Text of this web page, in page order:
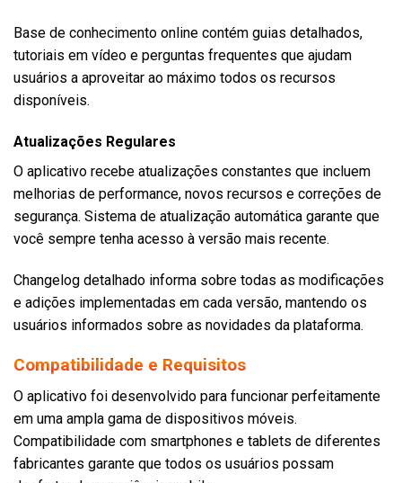
Base de conhecimento online contém guias detalhados,
tutoriais em vídeo e perguntas frequentes que ajudam
usuários a aproveitar ao máximo todos os recursos
disponíveis.
Atualizações Regulares
O aplicativo recebe atualizações constantes que incluem
melhorias de performance, novos recursos e correções de
segurança. Sistema de atualização automática garante que
você sempre tenha acesso à versão mais recente.
Changelog detalhado informa sobre todas as modificações
e adições implementadas em cada versão, mantendo os
usuários informados sobre as novidades da plataforma.
Compatibilidade e Requisitos
O aplicativo foi desenvolvido para funcionar perfeitamente
em uma ampla gama de dispositivos móveis.
Compatibilidade com smartphones e tablets de diferentes
fabricantes garante que todos os usuários possam